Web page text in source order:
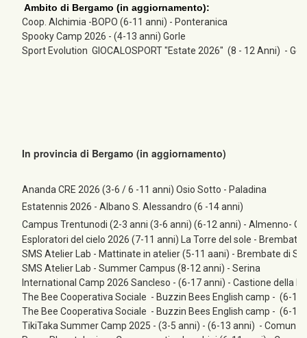
Ambito di Bergamo (in aggiornamento):
Coop. Alchimia -BOPO (6-11 anni) - Ponteranica
Spooky Camp 2026 - (4-13 anni) Gorle
Sport Evolution GIOCALOSPORT "Estate 2026" (8 - 12 Anni) -
In provincia di Bergamo (in aggiornamento)
Ananda CRE 2026 (3-6 / 6 -11 anni) Osio Sotto - Paladina
Estatennis 2026 - Albano S. Alessandro (6 -14 anni)
Campus Trentunodi (2-3 anni (3-6 anni) (6-12 anni) - Almenno-
Esploratori del cielo 2026 (7-11 anni) La Torre del sole - Brembate
SMS Atelier Lab - Mattinate in atelier (5-11 aani) - Brembate di
SMS Atelier Lab - Summer Campus (8-12 anni) - Serina
International Camp 2026 Sancleso - (6-17 anni) - Castione della
The Bee Cooperativa Sociale - Buzzin Bees English camp - (6-14
The Bee Cooperativa Sociale - Buzzin Bees English camp - (6-14
TikiTaka Summer Camp 2025 - (3-5 anni) - (6-13 anni) - Comun